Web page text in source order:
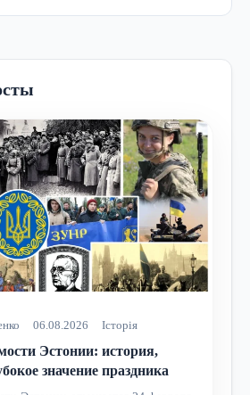
06.08.2026 Історія
Эстонии: история,
значение праздника